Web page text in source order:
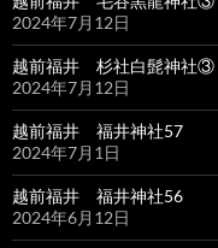
2024年7月12日
越前福井 杉社白髭神社③
2024年7月12日
越前福井 福井神社57
2024年7月1日
越前福井 福井神社56
2024年6月12日